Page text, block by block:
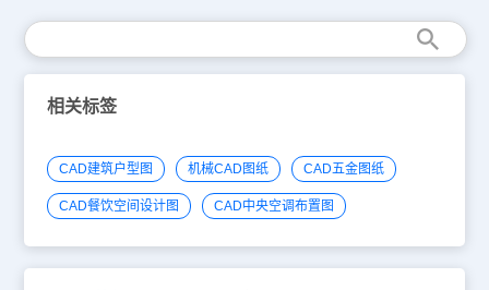
相关标签
CAD建筑户型图 机械CAD图纸 CAD五金图纸
CAD餐饮空间设计图 CAD中央空调布置图